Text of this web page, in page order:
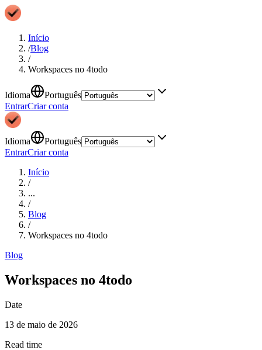
Início
/Blog
/
Workspaces no 4todo
Idioma
Português
EntrarCriar conta
Idioma
Português
EntrarCriar conta
Início
/
...
/
Blog
/
Workspaces no 4todo
Blog
Workspaces no 4todo
Date
13 de maio de 2026
Read time